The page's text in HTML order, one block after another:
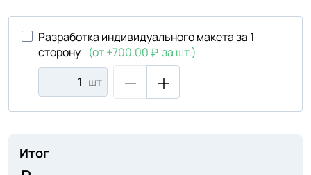
Разработка индивидуального макета за 1
сторону (от +700.00
за шт.)
шт
Итог